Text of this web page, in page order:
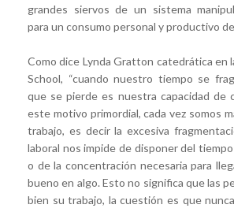
grandes siervos de un sistema
para un consumo personal y productivo
Como dice Lynda Gratton catedrática en
School, “cuando nuestro tiempo se
que se pierde es nuestra capacidad de
este motivo primordial, cada vez somos
trabajo, es decir la excesiva
laboral nos impide de disponer del
o de la concentración necesaria para
bueno en algo. Esto no significa que las
bien su trabajo, la cuestión es que